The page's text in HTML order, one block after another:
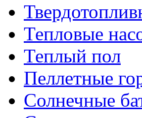
Тепловые
Теплый пол
Пеллетные
Солнечные